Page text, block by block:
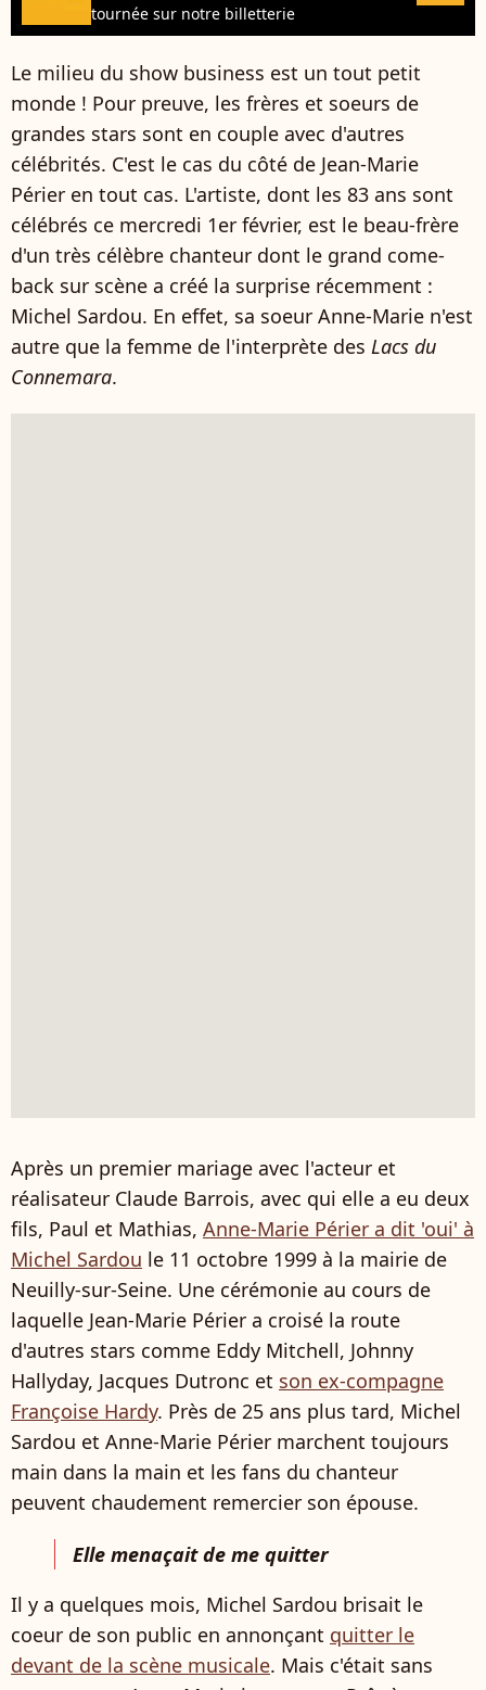
tournée sur notre billetterie
Le milieu du show business est un tout petit
monde ! Pour preuve, les frères et soeurs de
grandes stars sont en couple avec d'autres
célébrités. C'est le cas du côté de Jean-Marie
Périer en tout cas. L'artiste, dont les 83 ans sont
célébrés ce mercredi 1er février, est le beau-frère
d'un très célèbre chanteur dont le grand come-
back sur scène a créé la surprise récemment :
Michel Sardou. En effet, sa soeur Anne-Marie n'est
autre que la femme de l'interprète des Lacs du
Connemara.
Après un premier mariage avec l'acteur et
réalisateur Claude Barrois, avec qui elle a eu deux
fils, Paul et Mathias, Anne-Marie Périer a dit 'oui' à
Michel Sardou le 11 octobre 1999 à la mairie de
Neuilly-sur-Seine. Une cérémonie au cours de
laquelle Jean-Marie Périer a croisé la route
d'autres stars comme Eddy Mitchell, Johnny
Hallyday, Jacques Dutronc et son ex-compagne
Françoise Hardy. Près de 25 ans plus tard, Michel
Sardou et Anne-Marie Périer marchent toujours
main dans la main et les fans du chanteur
peuvent chaudement remercier son épouse.
Elle menaçait de me quitter
Il y a quelques mois, Michel Sardou brisait le
coeur de son public en annonçant quitter le
devant de la scène musicale. Mais c'était sans